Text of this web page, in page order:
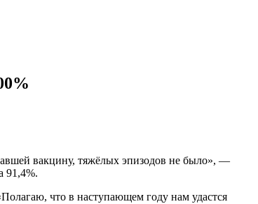
вакцину, тяжёлых эпизодов не было», —
91,4%.
что в наступающем году нам удастся